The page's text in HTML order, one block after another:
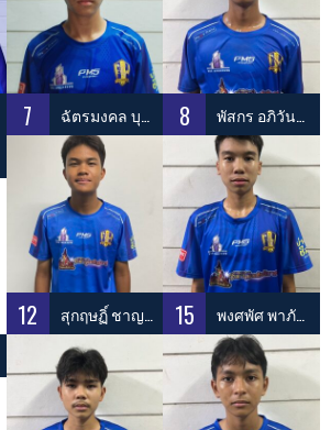
7 ฉัตรมงคล บุญรัตนพิพัฒน์ 8 พัสกร อภิวันท์สิริวัฒน์
12 สุกฤษฏิ์​ ชาญชิต 15 พงศพัศ พาภักดี